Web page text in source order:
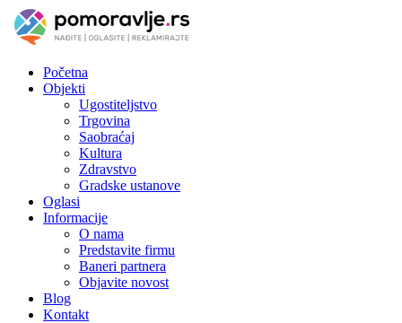
Početna
Objekti
Ugostiteljstvo
Trgovina
Saobraćaj
Kultura
Zdravstvo
Gradske ustanove
Oglasi
Informacije
O nama
Predstavite firmu
Baneri partnera
Objavite novost
Blog
Kontakt